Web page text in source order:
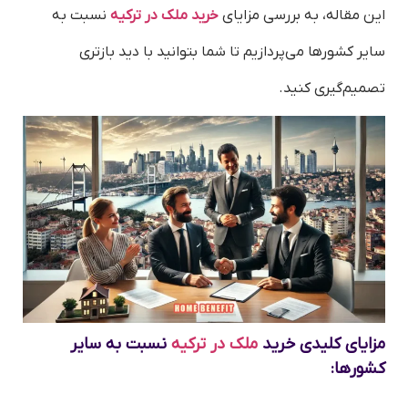
این مقاله، به بررسی مزایای خرید ملک در ترکیه نسبت به
سایر کشورها می‌پردازیم تا شما بتوانید با دید بازتری
تصمیم‌گیری کنید.
مزایای کلیدی خرید ملک در ترکیه نسبت به سایر
کشورها: